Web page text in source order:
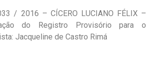
/ 2016 – CÍCERO LUCIANO FÉLIX –
do Registro Provisório para o
Jacqueline de Castro Rimá